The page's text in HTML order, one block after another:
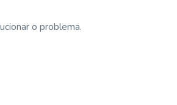
o problema.